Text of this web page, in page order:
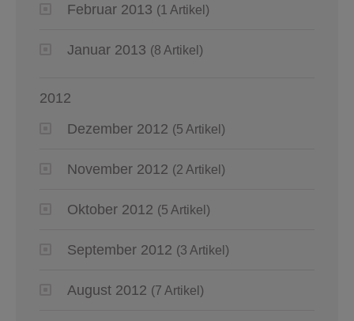
Februar 2013 (1 Artikel)
Januar 2013 (8 Artikel)
2012
Dezember 2012 (5 Artikel)
November 2012 (2 Artikel)
Oktober 2012 (5 Artikel)
September 2012 (3 Artikel)
August 2012 (7 Artikel)